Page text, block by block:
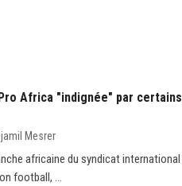
Africa "indignée" par
Mesrer
africaine du syndicat
football, ...